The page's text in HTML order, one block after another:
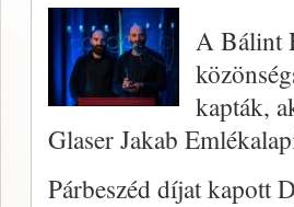
A Bálint
kapták,
Glaser Jakab
Párbeszéd díjat kapott